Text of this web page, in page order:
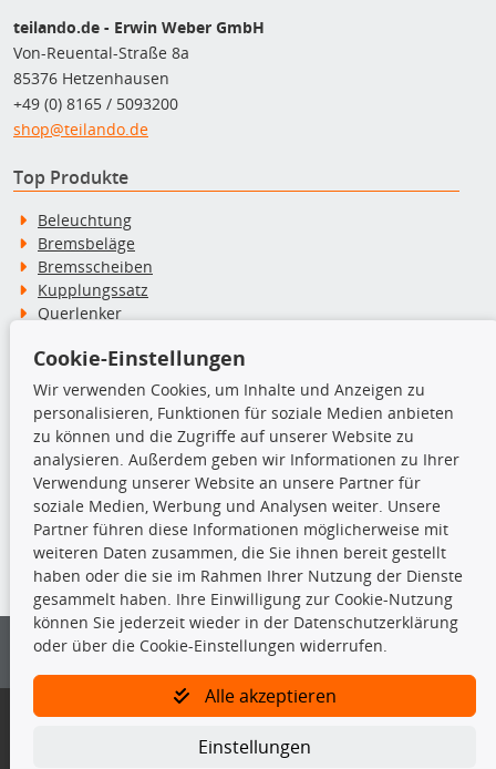
teilando.de - Erwin Weber GmbH
Von-Reuental-Straße 8a
85376 Hetzenhausen
+49 (0) 8165 / 5093200
shop@teilando.de
Top Produkte
Beleuchtung
Bremsbeläge
Bremsscheiben
Kupplungssatz
Querlenker
Stoßdämpfer
TecDoc Inside
Die hier angezeigten Daten insbesondere die gesamte Datenbank dürfen
nicht kopiert werden.
Es ist zu unterlassen, die Daten oder die gesamte Datenbank ohne
vorherige Zustimmung von TecDoc zu vervielfältigen, zu verbreiten
und/oder diese Handlungen durch Dritte ausführen zu lassen. Ein
Bitte prüfen Sie, ob das über unseren Onlineshop identifizierte Ersatzteil
Gegebenenfalls sind ergänzende Informationen notwendig, um
Cookie-Einstellungen
Wir verwenden Cookies, um Inhalte und Anzeigen zu
personalisieren, Funktionen für soziale Medien anbieten
zu können und die Zugriffe auf unserer Website zu
analysieren. Außerdem geben wir Informationen zu Ihrer
Verwendung unserer Website an unsere Partner für
soziale Medien, Werbung und Analysen weiter. Unsere
Partner führen diese Informationen möglicherweise mit
weiteren Daten zusammen, die Sie ihnen bereit gestellt
haben oder die sie im Rahmen Ihrer Nutzung der Dienste
gesammelt haben. Ihre Einwilligung zur Cookie-Nutzung
können Sie jederzeit wieder in der Datenschutzerklärung
oder über die Cookie-Einstellungen widerrufen.
Alle akzeptieren
Einstellungen